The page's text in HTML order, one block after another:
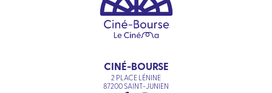
CINÉ-BOURSE
2 PLACE LÉNINE
87200 SAINT-JUNIEN